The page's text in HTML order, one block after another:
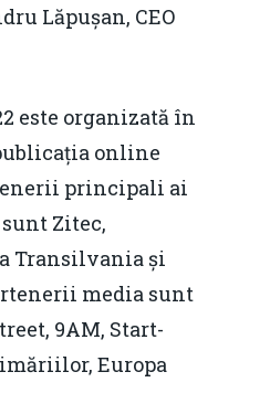
Lăpușan, CEO
este organizată în
online
principali ai
Zitec,
Transilvania și
media sunt
9AM, Start-
Europa
Noutăți
Despre
Evenimente
Foto
Modelul economic
România – orizont
Video